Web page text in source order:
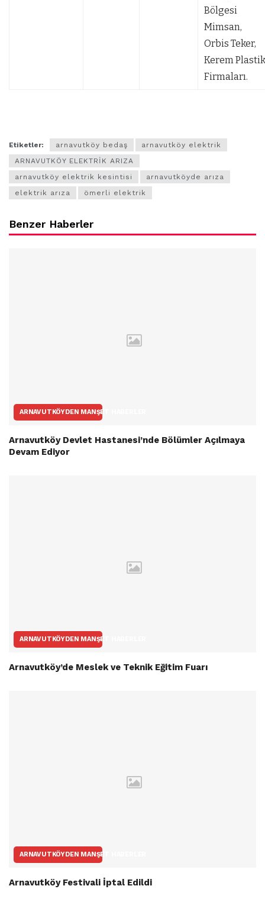
Bölgesi
Mimsan,
Orbis Teker,
Kerem Plastik
Firmaları.
Etiketler: arnavutköy bedaş
arnavutköy elektrik
ARNAVUTKÖY ELEKTRİK ARIZA
arnavutköy elektrik kesintisi
arnavutköyde arıza
elektrik arıza
ömerli elektrik
Benzer Haberler
ARNAVUTKÖYDEN MANŞET HABERLER
Arnavutköy Devlet Hastanesi’nde Bölümler Açılmaya
Devam Ediyor
ARNAVUTKÖYDEN MANŞET HABERLER
Arnavutköy’de Meslek ve Teknik Eğitim Fuarı
ARNAVUTKÖYDEN MANŞET HABERLER
Arnavutköy Festivali İptal Edildi